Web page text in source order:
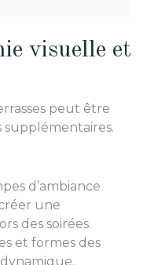
visuelle et
peut être
d’ambiance
une
des soirées.
et formes des